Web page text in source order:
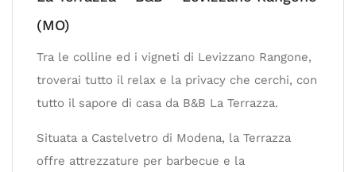
(MO)
Tra le colline ed i vigneti di Levizzano Rangone,
troverai tutto il relax e la privacy che cerchi, con
tutto il sapore di casa da B&B La Terrazza.
Situata a Castelvetro di Modena, la Terrazza
offre attrezzature per barbecue e la